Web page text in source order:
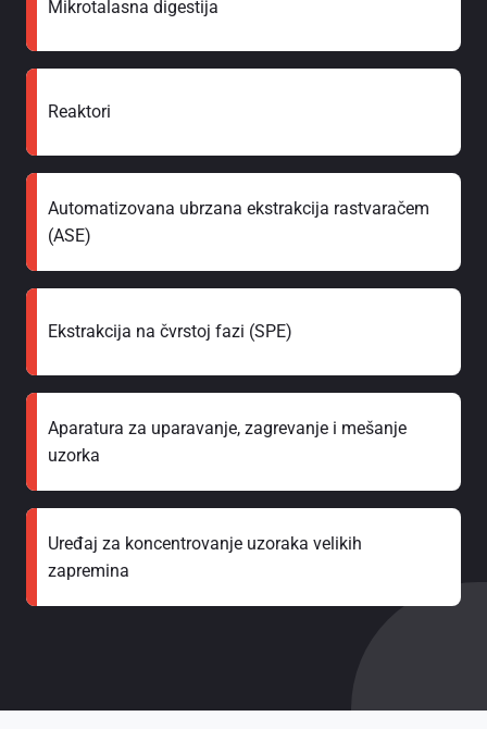
Mikrotalasna digestija
Reaktori
Automatizovana ubrzana ekstrakcija rastvaračem
(ASE)
Ekstrakcija na čvrstoj fazi (SPE)
Aparatura za uparavanje, zagrevanje i mešanje
uzorka
Uređaj za koncentrovanje uzoraka velikih
zapremina